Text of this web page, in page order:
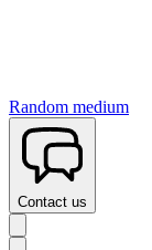
Random medium
Contact us